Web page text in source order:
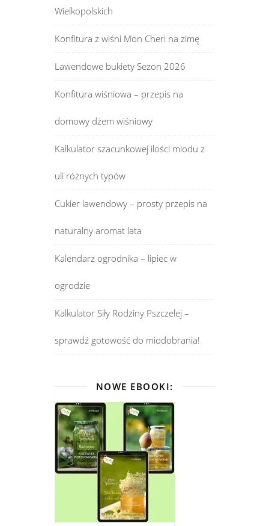
Wielkopolskich
Konfitura z wiśni Mon Cheri na zimę
Lawendowe bukiety Sezon 2026
Konfitura wiśniowa – przepis na
domowy dżem wiśniowy
Kalkulator szacunkowej ilości miodu z
uli różnych typów
Cukier lawendowy – prosty przepis na
naturalny aromat lata
Kalendarz ogrodnika – lipiec w
ogrodzie
Kalkulator Siły Rodziny Pszczelej –
sprawdź gotowość do miodobrania!
NOWE EBOOKI: